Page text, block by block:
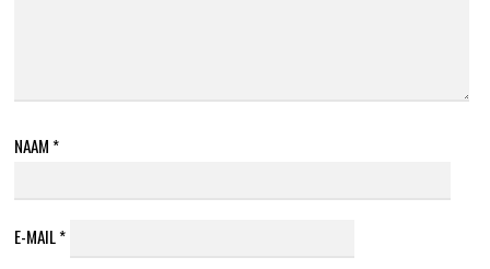
NAAM *
E-MAIL*